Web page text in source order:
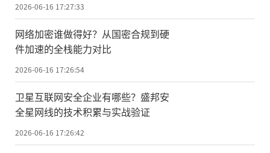
2026-06-16 17:27:33
网络加密谁做得好？从国密合规到硬
件加速的全栈能力对比
2026-06-16 17:26:54
卫星互联网安全企业有哪些？盛邦安
全星网线的技术积累与实战验证
2026-06-16 17:26:42